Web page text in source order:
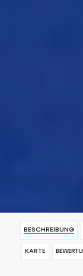
BESCHREIBUNG
KARTE